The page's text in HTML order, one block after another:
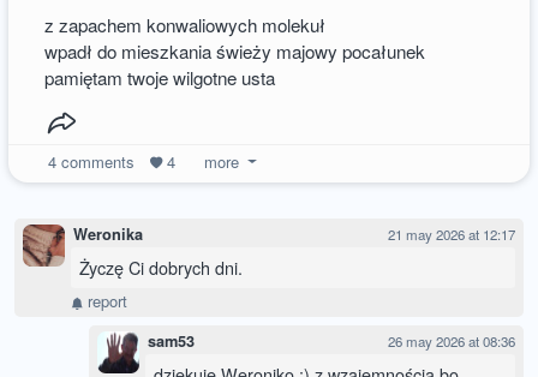
z zapachem konwaliowych molekuł
wpadł do mieszkania świeży majowy pocałunek
pamiętam twoje wilgotne usta
4comments 4 more
Weronika 21 may 2026 at 12:17
Życzę Ci dobrych dni.
report
sam53 26 may 2026 at 08:36